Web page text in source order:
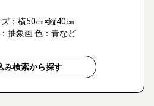
：横50㎝×縦40㎝
抽象画 色：青など
み検索から探す